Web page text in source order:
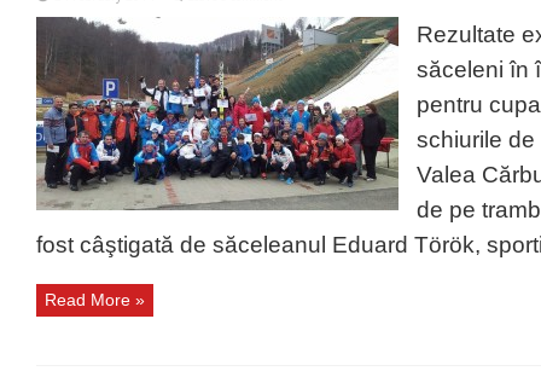
Rezultate
săceleni în
pentru
schiurile
Valea
de pe
fost câştigată de săceleanul Eduard Török,
Read More »